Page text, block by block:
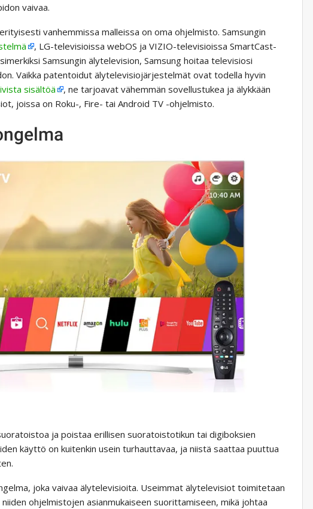
vaivaa.
vanhemmissa malleissa on oma ohjelmisto. Samsungin
, LG-televisioissa webOS ja VIZIO-televisioissa SmartCast-
Samsungin älytelevision, Samsung hoitaa televisiosi
Vaikka patentoidut älytelevisiojärjestelmät ovat todella hyvin
sisältöä
, ne tarjoavat vähemmän sovellustukea ja älykkään
joissa on Roku-, Fire- tai Android TV -ohjelmisto.
ja poistaa erillisen suoratoistotikun tai digiboksien
käyttö on kuitenkin usein turhauttavaa, ja niistä saattaa puuttua
joka vaivaa älytelevisioita. Useimmat älytelevisiot toimitetaan
ohjelmistojen asianmukaiseen suorittamiseen, mikä johtaa